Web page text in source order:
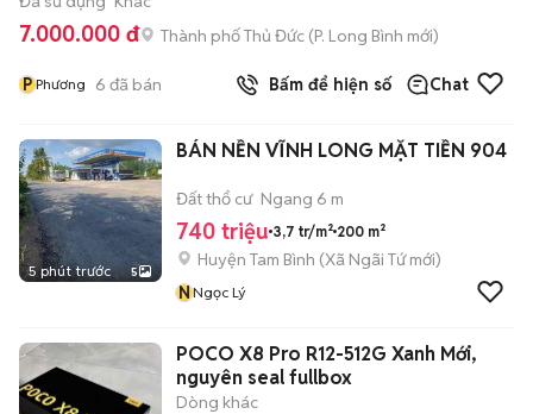
7.000.000 đ Thành phố Thủ Đức (P. Long Bình mới)
P Phương 6 đã bán Bấm để hiện số Chat
5 phút trước 5
BÁN NỀN VĨNH LONG MẶT TIỀN 904
Đất thổ cư Ngang 6 m
740 triệu 3,7 tr/m² 200 m²
Huyện Tam Bình (Xã Ngãi Tứmới)
NNgọc Lý
POCO X8 Pro R12-512G Xanh Mới,
nguyên seal fullbox
Dòng khác